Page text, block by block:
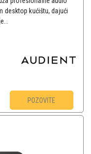
desktop kućištu, dajući
POZOVITE